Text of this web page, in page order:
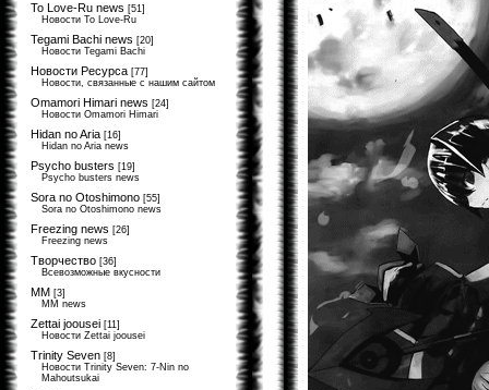
To Love-Ru news [51]
Новости To Love-Ru
Tegami Bachi news [20]
Новости Tegami Bachi
Новости Ресурса [77]
Новости, связанные с нашим сайтом
Omamori Himari news [24]
Новости Omamori Himari
Hidan no Aria [16]
Hidan no Aria news
Psycho busters [19]
Psycho busters news
Sora no Otoshimono [55]
Sora no Otoshimono news
Freezing news [26]
Freezing news
Творчество [36]
Всевозможные вкусности
MM [3]
MM news
Zettai joousei [11]
Новости Zettai joousei
Trinity Seven [8]
Новости Trinity Seven: 7-Nin no
Mahoutsukai